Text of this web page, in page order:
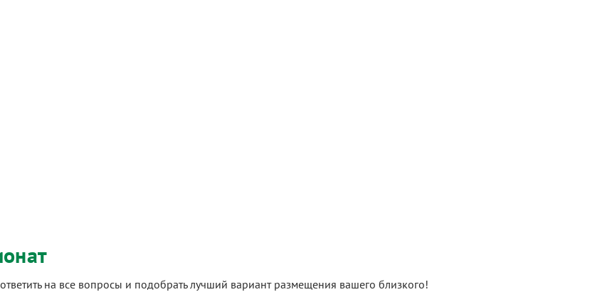
на все вопросы и подобрать лучший вариант размещения вашего близкого!